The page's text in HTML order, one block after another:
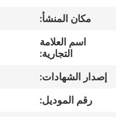
منتجات
الواقع
الافتراضي
مكان المنشأ:
اسم العلامة
التجارية:
إصدار الشهادات:
رقم الموديل: